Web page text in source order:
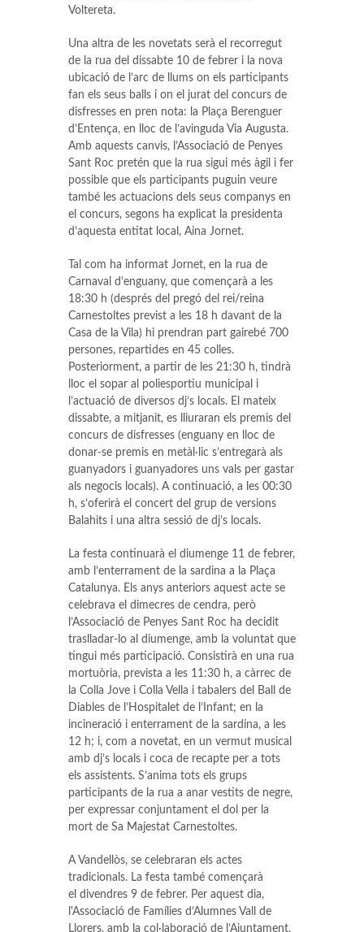
Voltereta.
Una altra de les novetats serà el recorregut
de la rua del dissabte 10 de febrer i la nova
ubicació de l’arc de llums on els participants
fan els seus balls i on el jurat del concurs de
disfresses en pren nota: la Plaça Berenguer
d’Entença, en lloc de l’avinguda Via Augusta.
Amb aquests canvis, l’Associació de Penyes
Sant Roc pretén que la rua sigui més àgil i fer
possible que els participants puguin veure
també les actuacions dels seus companys en
el concurs, segons ha explicat la presidenta
d’aquesta entitat local, Aina Jornet.
Tal com ha informat Jornet, en la rua de
Carnaval d’enguany, que començarà a les
18:30 h (després del pregó del rei/reina
Carnestoltes previst a les 18 h davant de la
Casa de la Vila) hi prendran part gairebé 700
persones, repartides en 45 colles.
Posteriorment, a partir de les 21:30 h, tindrà
lloc el sopar al poliesportiu municipal i
l’actuació de diversos dj’s locals. El mateix
dissabte, a mitjanit, es lliuraran els premis del
concurs de disfresses (enguany en lloc de
donar-se premis en metàl·lic s’entregarà als
guanyadors i guanyadores uns vals per gastar
als negocis locals). A continuació, a les 00:30
h, s’oferirà el concert del grup de versions
Balahits i una altra sessió de dj’s locals.
La festa continuarà el diumenge 11 de febrer,
amb l’enterrament de la sardina a la Plaça
Catalunya. Els anys anteriors aquest acte se
celebrava el dimecres de cendra, però
l’Associació de Penyes Sant Roc ha decidit
traslladar-lo al diumenge, amb la voluntat que
tingui més participació. Consistirà en una rua
mortuòria, prevista a les 11:30 h, a càrrec de
la Colla Jove i Colla Vella i tabalers del Ball de
Diables de l’Hospitalet de l’Infant; en la
incineració i enterrament de la sardina, a les
12 h; i, com a novetat, en un vermut musical
amb dj’s locals i coca de recapte per a tots
els assistents. S’anima tots els grups
participants de la rua a anar vestits de negre,
per expressar conjuntament el dol per la
mort de Sa Majestat Carnestoltes.
A Vandellòs, se celebraran els actes
tradicionals. La festa també començarà
el divendres 9 de febrer. Per aquest dia,
l'Associació de Famílies d’Alumnes Vall de
Llorers, amb la col·laboració de l’Ajuntament,